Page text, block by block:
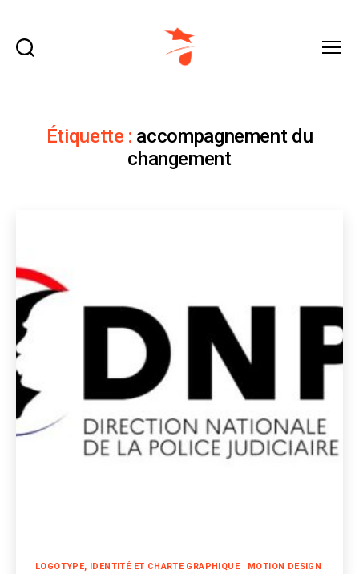
Étiquette : accompagnement du
changement
Catégories
LOGOTYPE, IDENTITÉ ET CHARTE GRAPHIQUE MOTION DESIGN